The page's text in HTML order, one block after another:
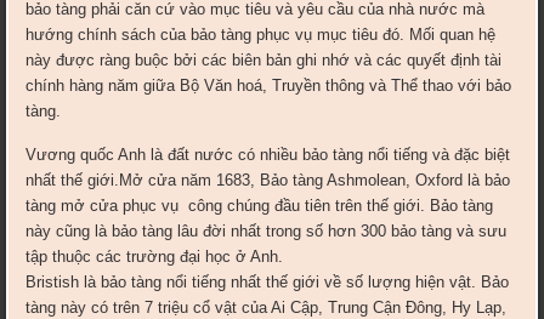
bảo tàng phải căn cứ vào mục tiêu và yêu cầu của nhà nước mà
hướng chính sách của bảo tàng phục vụ mục tiêu đó. Mối quan hệ
này được ràng buộc bởi các biên bản ghi nhớ và các quyết định tài
chính hàng năm giữa Bộ Văn hoá, Truyền thông và Thể thao với bảo
tàng.
Vương quốc Anh là đất nước có nhiều bảo tàng nổi tiếng và đặc biệt
nhất thế giới.Mở cửa năm 1683, Bảo tàng Ashmolean, Oxford là bảo
tàng mở cửa phục vụ công chúng đầu tiên trên thế giới. Bảo tàng
này cũng là bảo tàng lâu đời nhất trong số hơn 300 bảo tàng và sưu
tập thuộc các trường đại học ở Anh.
Bristish là bảo tàng nổi tiếng nhất thế giới về số lượng hiện vật. Bảo
tàng này có trên 7 triệu cổ vật của Ai Cập, Trung Cận Đông, Hy Lạp,